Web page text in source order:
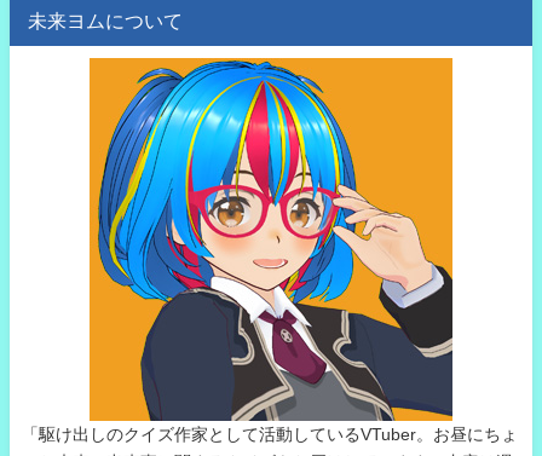
未来ヨムについて
「駆け出しのクイズ作家として活動しているVTuber。お昼にちょ